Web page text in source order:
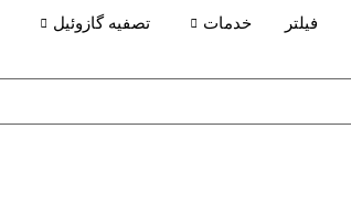
فیلتر خدمات تصفیه گازوئیل